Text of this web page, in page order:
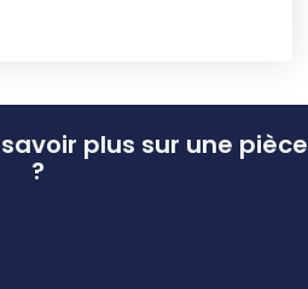
plus sur une pièce
?